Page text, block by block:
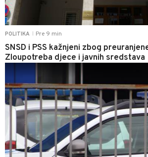
POLITIKA Pre 9 min
SNSD i PSS kažnjeni zbog
Zloupotreba djece i javnih sredstava